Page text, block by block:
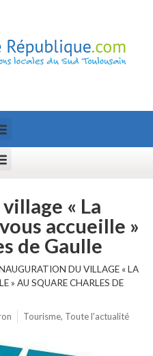
« La
accueille »
de Gaulle
DU VILLAGE « LA
» AU SQUARE CHARLES DE
Tourisme, Toute l'actualité